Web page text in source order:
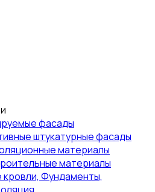
фасады
штукатурные фасады
материалы
материалы
кровли, Фундаменты,